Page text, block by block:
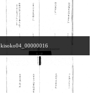
kisoko04_00000016